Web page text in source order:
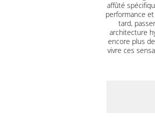
affûté
performance
tard,
architecture
encore plus
vivre ces